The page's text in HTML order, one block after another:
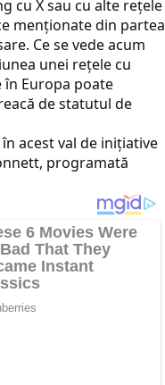
cu X sau cu alte rețele
menționate din partea
Ce se vede acum
unei rețele cu
Europa poate
de statutul de
acest val de inițiative
programată